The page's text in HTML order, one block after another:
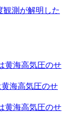
観測が解明した
黄海高気圧のせ
海高気圧のせ
黄海高気圧のせ